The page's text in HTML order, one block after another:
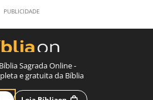
Sagrada Online -
e gratuita da Bíblia